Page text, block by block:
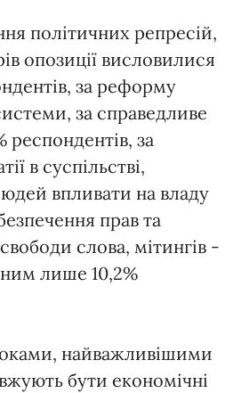
політичних репресій,
опозиції висловилися
за реформу
за справедливе
респондентів, за
в суспільстві,
впливати на владу
прав та
слова, мітингів -
лише 10,2%
найважливішими
бути економічні